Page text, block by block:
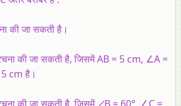
की जा सकती है।
की जा सकती है, जिसमें AB = 5 cm, ∠A =
cm है।